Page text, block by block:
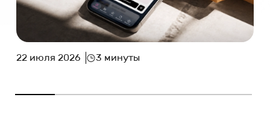
22 июля 2026 3 минуты